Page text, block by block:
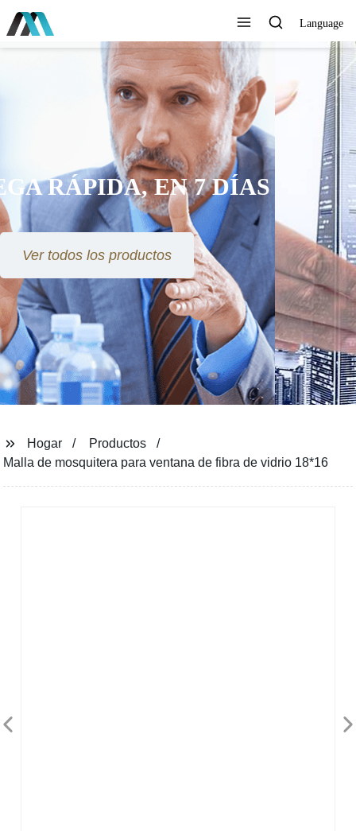
Language
AYUDAMOS AL MUNDO A
CONECTARSE MEJOR,
DURAR MÁS TIEMPO, VIVIR
MÁS FÁCILMENTE Y VOLAR
MÁS ALTO
Ver todos los productos
Hogar
Productos
Malla de mosquitera para ventana de fibra de vidrio 18*16